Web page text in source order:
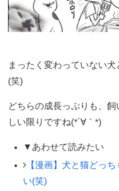
まったく変わっていない
(笑)
どちらの成長っぷりも、
しい限りですね(*´∀｀*)
▼あわせて読みたい
【漫画】犬と猫どっち
い(笑)